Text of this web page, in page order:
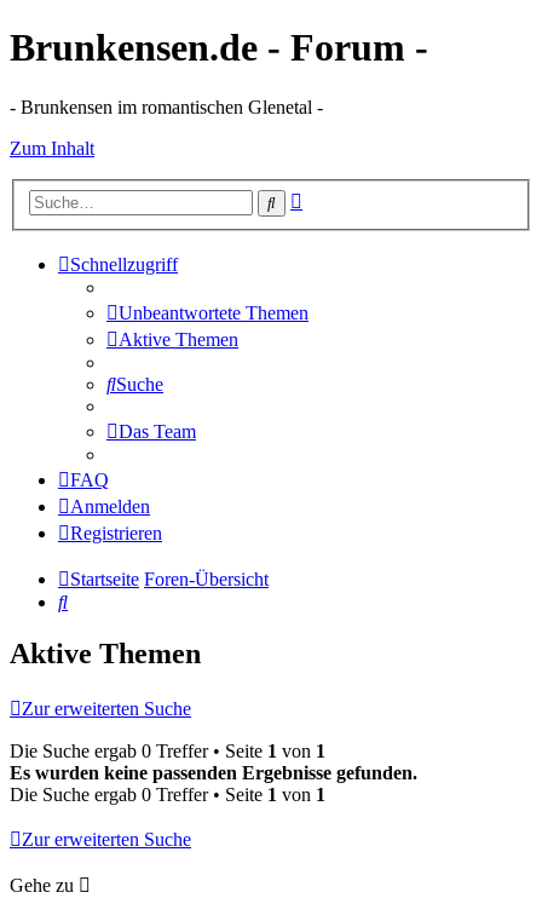
Brunkensen.de - Forum -
- Brunkensen im romantischen Glenetal -
Zum Inhalt
Suche
Schnellzugriff
Unbeantwortete Themen
Aktive Themen
Suche
Das Team
FAQ
Anmelden
Registrieren
Startseite Foren-Übersicht
Suche
Aktive Themen
Zur erweiterten Suche
Die Suche ergab 0 Treffer • Seite 1 von 1
Es wurden keine passenden Ergebnisse gefunden.
Die Suche ergab 0 Treffer • Seite 1 von 1
Zur erweiterten Suche
Gehe zu